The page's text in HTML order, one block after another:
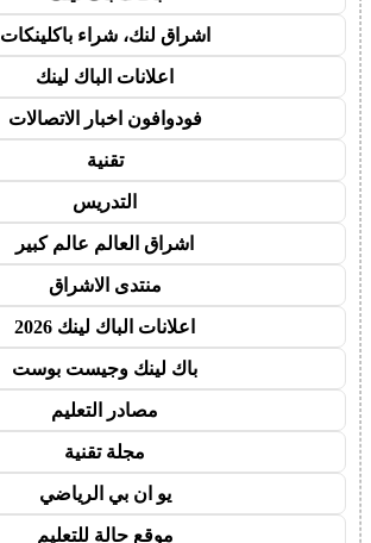
اشراق لنك، شراء باكلينكات
اعلانات الباك لينك
فودوافون اخبار الاتصالات
تقنية
التدريس
اشراق العالم عالم كبير
منتدى الاشراق
اعلانات الباك لينك 2026
باك لينك وجيست بوست
مصادر التعليم
مجلة تقنية
يو ان بي الرياضي
موقع حالة للتعليم